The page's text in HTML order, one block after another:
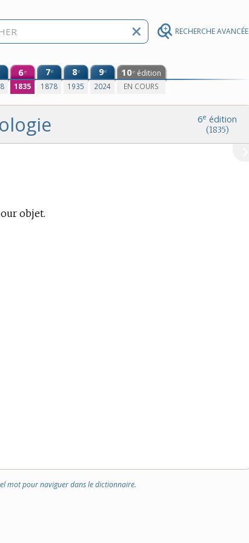
RECHERCHE AVANCÉE
6e
1835
7e
1878
8e
1935
9e
2024
10e édition
EN COURS
6e édition
(1835)
objet.
mot pour naviguer dans le dictionnaire.